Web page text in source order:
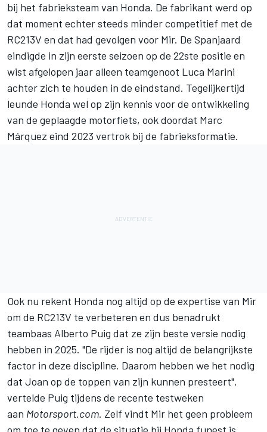
bij het fabrieksteam van Honda. De fabrikant werd op
dat moment echter steeds minder competitief met de
RC213V en dat had gevolgen voor Mir. De Spanjaard
eindigde in zijn eerste seizoen op de 22ste positie en
wist afgelopen jaar alleen teamgenoot Luca Marini
achter zich te houden in de eindstand. Tegelijkertijd
leunde Honda wel op zijn kennis voor de ontwikkeling
van de geplaagde motorfiets, ook doordat Marc
Márquez eind 2023 vertrok bij de fabrieksformatie.
Ook nu rekent Honda nog altijd op de expertise van Mir
om de RC213V te verbeteren en dus benadrukt
teambaas Alberto Puig dat ze zijn beste versie nodig
hebben in 2025. "De rijder is nog altijd de belangrijkste
factor in deze discipline. Daarom hebben we het nodig
dat Joan op de toppen van zijn kunnen presteert",
vertelde Puig tijdens de recente testweken
aan Motorsport.com. Zelf vindt Mir het geen probleem